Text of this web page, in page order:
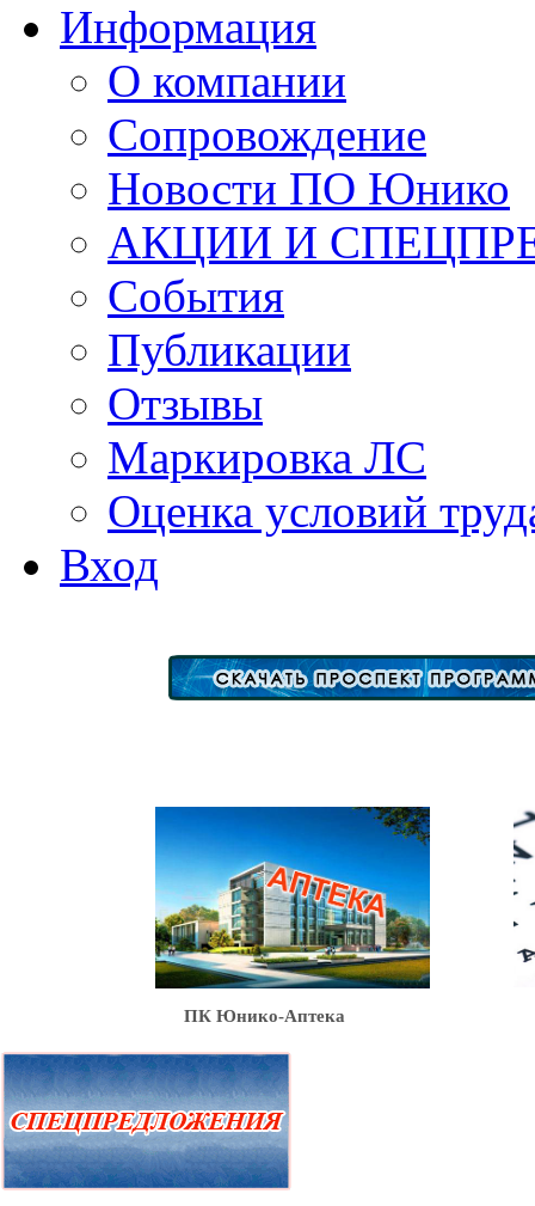
Информация
О компании
Сопровождение
Новости ПО Юнико
АКЦИИ И
События
Публикации
Отзывы
Маркировка ЛС
Оценка условий
Вход
ПК Юнико-Аптека